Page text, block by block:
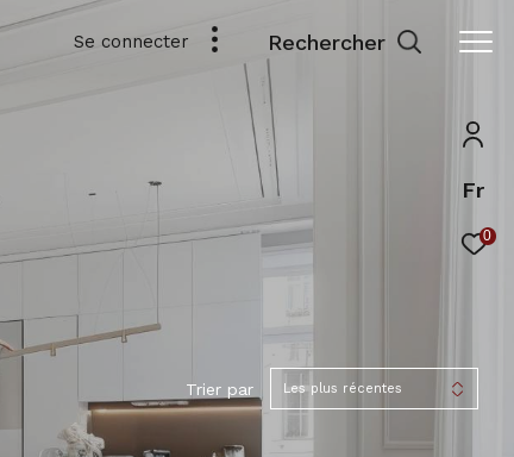
Fr
0
Se connecter Rechercher
Trier par Les plus récentes